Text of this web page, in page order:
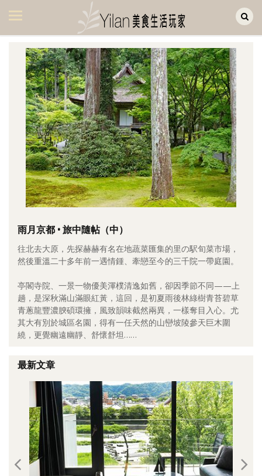
美食集
美飲集
廚房集
旅遊集
旅遊美食集
生活風
書房集
日記簿
餐桌週記
享樂隨手拍
影音區
創意出版服務
關於Yilan
個人著作
活動實況記錄
媒體報導一覽
合作與代言
雨月京都 • 旅中隨帖（中）
往北去大原，先探赫赫有名在地蔬菜匯集的里の駅旬菜市場，
然後重溫二十多年前一遇情鍾、牽戀至今的三千院一帶庭園。
亭閣寺院、一景一物優美渾樸清逸如舊，卻因季節不同——上
趟，是深秋滿山滿眼紅黃，這回，是初夏雨後林綠樹青苔碧草
青蔥龍豐濃腴碩環擁，風致韻味截然兩異，一樣奪目入心。尤
其大有別於城區名園，得有一任天然的山巒坡陵參天巨木圍
繞，更覺幽遠幽靜、舒懷舒坦……
最新文章